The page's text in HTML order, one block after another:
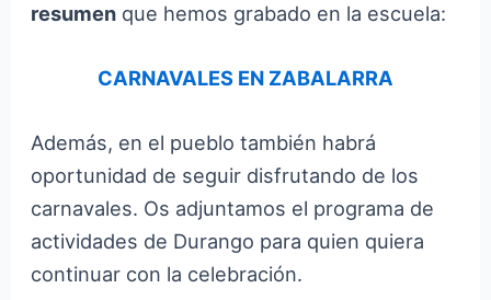
resumen que hemos grabado en la escuela:
CARNAVALES EN ZABALARRA
Además, en el pueblo también habrá
oportunidad de seguir disfrutando de los
carnavales. Os adjuntamos el programa de
actividades de Durango para quien quiera
continuar con la celebración.